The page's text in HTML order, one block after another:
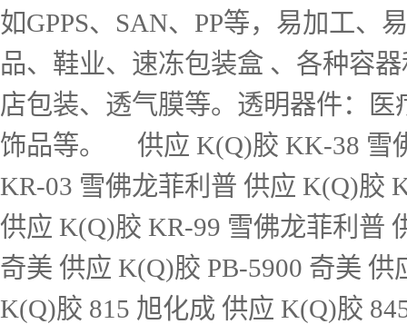
如GPPS、SAN、PP等，易加工
品、鞋业、速冻包装盒 、各种容
店包装、透气膜等。透明器件：
饰品等。 供应 K(Q)胶 KK-38 雪
KR-03 雪佛龙菲利普 供应 K(Q)胶
供应 K(Q)胶 KR-99 雪佛龙菲利普
奇美 供应 K(Q)胶 PB-5900 奇美
K(Q)胶 815 旭化成 供应 K(Q)胶